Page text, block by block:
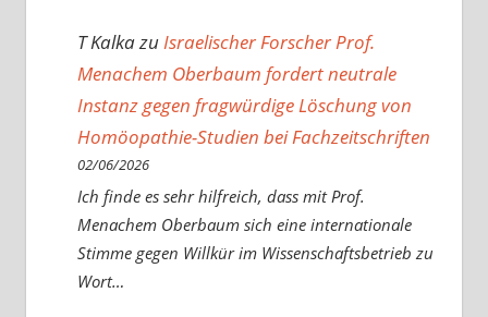
T KalkazuIsraelischer Forscher Prof.
Menachem Oberbaum fordert neutrale
Instanz gegen fragwürdige Löschung von
Homöopathie-Studien bei Fachzeitschriften
02/06/2026
Ich finde es sehr hilfreich, dass mit Prof.
Menachem Oberbaum sich eine internationale
Stimme gegen Willkür im Wissenschaftsbetrieb zu
Wort…